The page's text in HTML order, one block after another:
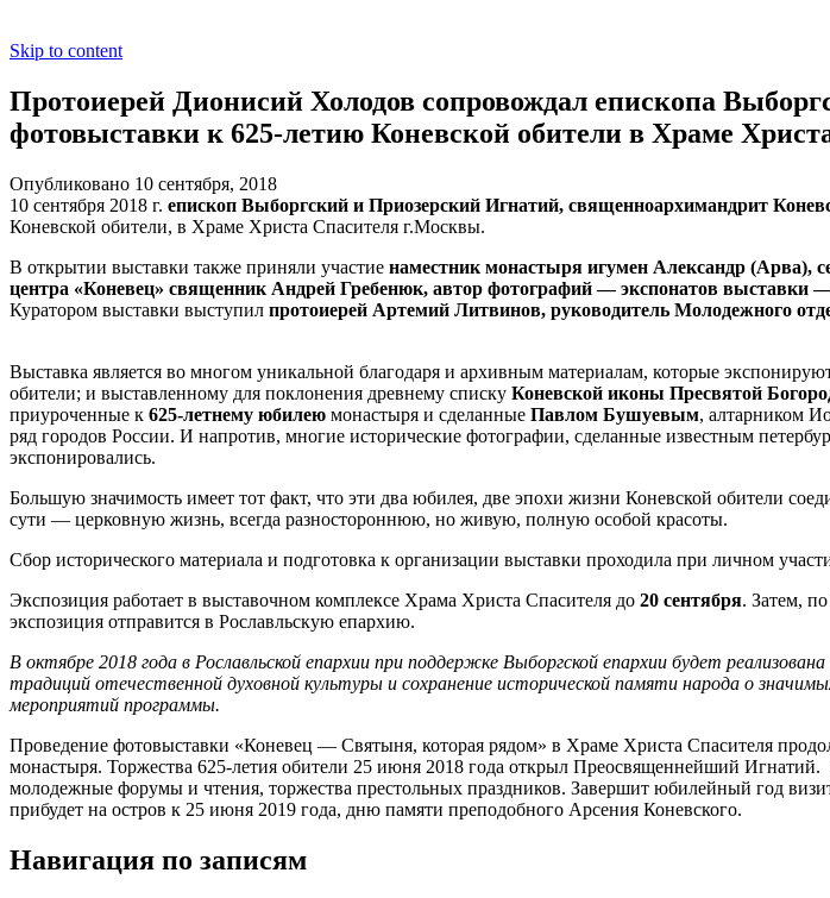
Skip to content
Протоиерей Дионисий Холодов сопровождал епископа
фотовыставки к 625-летию Коневской обители в Храме
Опубликовано 10 сентября, 2018
10 сентября 2018 г. епископ Выборгский и Приозерский Игнатий, священноархимандрит
Коневской обители, в Храме Христа Спасителя г.Москвы.
В открытии выставки также приняли участие наместник монастыря игумен Александр (Арва),
центра «Коневец» священник Андрей Гребенюк, автор фотографий — экспонатов выставки
Куратором выставки выступил протоиерей Артемий Литвинов, руководитель Молодежного
Выставка является во многом уникальной благодаря и архивным материалам, которые
обители; и выставленному для поклонения древнему списку Коневской иконы Пресвятой
приуроченные к 625-летнему юбилею монастыря и сделанные Павлом Бушуевым, алтарником
ряд городов России. И напротив, многие исторические фотографии, сделанные известным
экспонировались.
Большую значимость имеет тот факт, что эти два юбилея, две эпохи жизни Коневской обители
сути — церковную жизнь, всегда разностороннюю, но живую, полную особой красоты.
Сбор исторического материала и подготовка к организации выставки проходила при личном
Экспозиция работает в выставочном комплексе Храма Христа Спасителя до 20 сентября. Затем,
экспозиция отправится в Рославльскую епархию.
В октябре 2018 года в Рославльской епархии при поддержке Выборгской епархии будет
традиций отечественной духовной культуры и сохранение исторической памяти народа о
мероприятий программы.
Проведение фотовыставки «Коневец — Святыня, которая рядом» в Храме Христа Спасителя
монастыря. Торжества 625-летия обители 25 июня 2018 года открыл Преосвященнейший
молодежные форумы и чтения, торжества престольных праздников. Завершит юбилейный год
прибудет на остров к 25 июня 2019 года, дню памяти преподобного Арсения Коневского.
Навигация по записям